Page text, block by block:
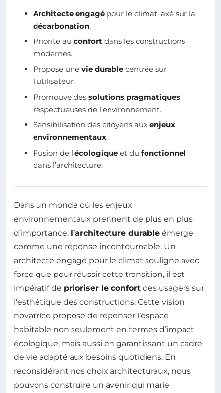
Architecte engagé pour le climat, axé sur la
décarbonation.
Priorité au confort dans les constructions
modernes.
Propose une vie durable centrée sur
l’utilisateur.
Promouve des solutions pragmatiques
respectueuses de l’environnement.
Sensibilisation des citoyens aux enjeux
environnementaux.
Fusion de l’écologique et du fonctionnel
dans l’architecture.
Dans un monde où les enjeux
environnementaux prennent de plus en plus
d’importance, l’architecture durable émerge
comme une réponse incontournable. Un
architecte engagé pour le climat souligne avec
force que pour réussir cette transition, il est
impératif de prioriser le confort des usagers sur
l’esthétique des constructions. Cette vision
novatrice propose de repenser l’espace
habitable non seulement en termes d’impact
écologique, mais aussi en garantissant un cadre
de vie adapté aux besoins quotidiens. En
reconsidérant nos choix architecturaux, nous
pouvons construire un avenir qui marie